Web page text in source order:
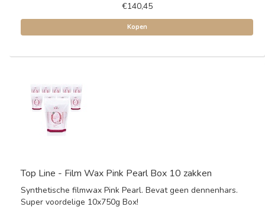
€140,45
Kopen
Top Line - Film Wax Pink Pearl Box 10 zakken
Synthetische filmwax Pink Pearl. Bevat geen dennenhars.
Super voordelige 10x750g Box!